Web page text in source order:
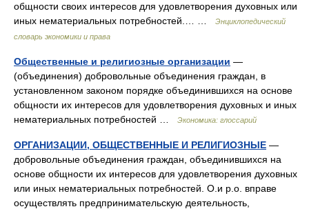
общности своих интересов для удовлетворения духовных или
иных нематериальных потребностей.… …
Энциклопедический
словарь экономики и права
Общественные и религиозные организации —
(объединения) добровольные объединения граждан, в
установленном законом порядке объединившихся на основе
общности их интересов для удовлетворения духовных и иных
нематериальных потребностей …
Экономика: глоссарий
ОРГАНИЗАЦИИ, ОБЩЕСТВЕННЫЕ И РЕЛИГИОЗНЫЕ —
добровольные объединения граждан, объединившихся на
основе общности их интересов для удовлетворения духовных
или иных нематериальных потребностей. О.и р.о. вправе
осуществлять предпринимательскую деятельность,